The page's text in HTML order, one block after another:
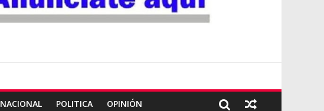
NACIONAL POLITICA OPINIÓN